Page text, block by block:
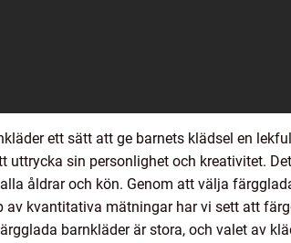
ett sätt att ge barnets klädsel en
uttrycka sin personlighet och kreativitet.
åldrar och kön. Genom att välja
av kvantitativa mätningar har vi sett att
barnkläder är stora, och valet av